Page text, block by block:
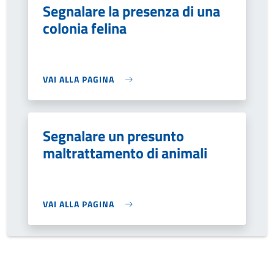
Segnalare la presenza di una
colonia felina
VAI ALLA PAGINA
Segnalare un presunto
maltrattamento di animali
VAI ALLA PAGINA